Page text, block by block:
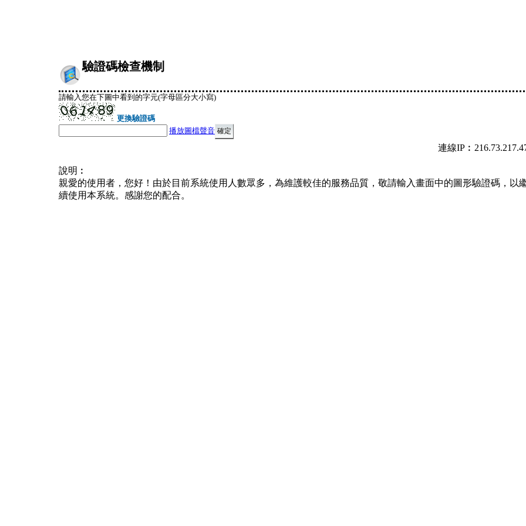
驗證碼檢查機制
請輸入您在下圖中看到的字元(字母區分大小寫)
更換驗證碼
播放圖檔聲音
連線
說明︰
親愛的使用者，您好！由於目前系統使用人數眾多，為維護較佳的服務品質，敬請輸入畫面中的圖形驗證碼，以
續使用本系統。感謝您的配合。